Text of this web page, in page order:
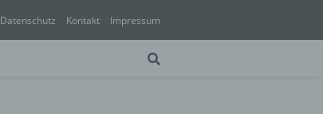
Datenschutz Kontakt Impressum